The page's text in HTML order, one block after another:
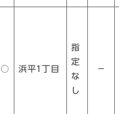
○ 浜平1丁目
指
定
な
し
－